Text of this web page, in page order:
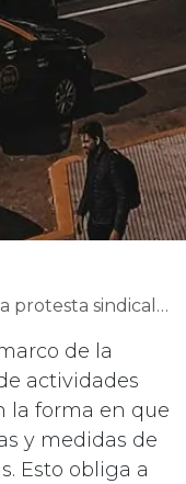
y la operación diaria?
de la
actividades
la forma en que
y medidas de
Esto obliga a